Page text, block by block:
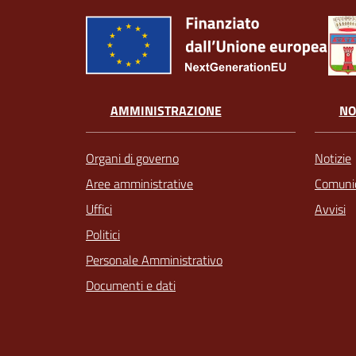
AMMINISTRAZIONE
Organi di governo
Aree amministrative
Uffici
Politici
Personale Amministrativo
Documenti e dati
Notizie
Avvisi